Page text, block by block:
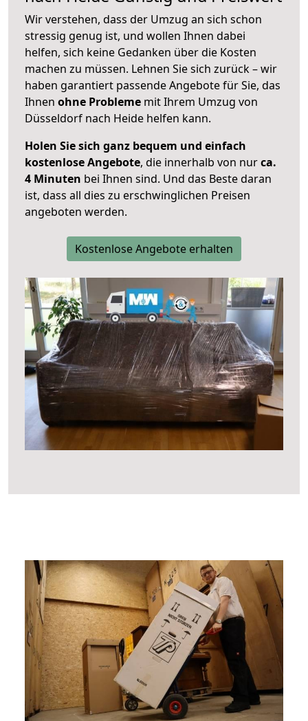
Wir verstehen, dass der Umzug an sich schon
stressig genug ist, und wollen Ihnen dabei
helfen, sich keine Gedanken über die Kosten
machen zu müssen. Lehnen Sie sich zurück – wir
haben garantiert passende Angebote für Sie, das
Ihnen ohne Probleme mit Ihrem Umzug von
Düsseldorf nach Heide helfen kann.
Holen Sie sich ganz bequem und einfach
kostenlose Angebote, die innerhalb von nurca.
4 Minuten bei Ihnen sind. Und das Beste daran
ist, dass all dies zu erschwinglichen Preisen
angeboten werden.
Kostenlose Angebote erhalten